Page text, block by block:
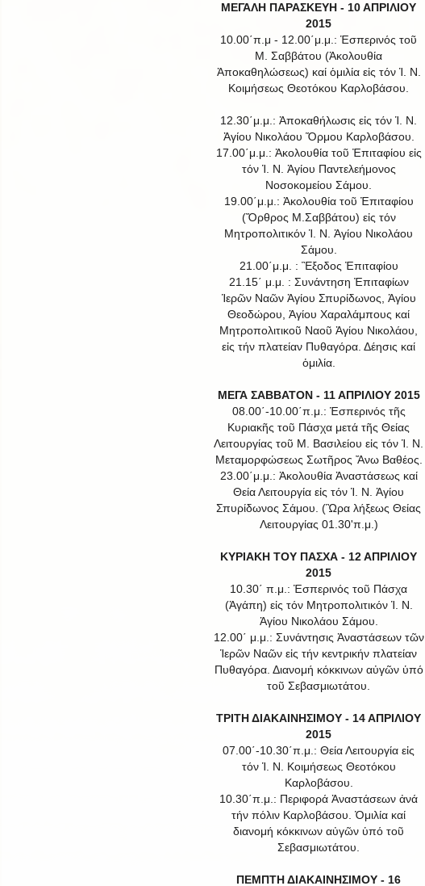
ΜΕΓΑΛΗ ΠΑΡΑΣΚΕΥΗ - 10 ΑΠΡΙΛΙΟΥ
2015
10.00΄π.μ - 12.00΄μ.μ.: Ἑσπερινός τοῦ
Μ. Σαββάτου (Ἀκολουθία
Ἀποκαθηλώσεως) καί ὁμιλία εἰς τόν Ἱ. Ν.
Κοιμήσεως Θεοτόκου Καρλοβάσου.
12.30΄μ.μ.: Ἀποκαθήλωσις εἰς τόν Ἱ. Ν.
Ἁγίου Νικολάου Ὅρμου Καρλοβάσου.
17.00΄μ.μ.: Ἀκολουθία τοῦ Ἐπιταφίου εἰς
τόν Ἱ. Ν. Ἁγίου Παντελεήμονος
Νοσοκομείου Σάμου.
19.00΄μ.μ.: Ἀκολουθία τοῦ Ἐπιταφίου
(Ὄρθρος Μ.Σαββάτου) εἰς τόν
Μητροπολιτικόν Ἱ. Ν. Ἁγίου Νικολάου
Σάμου.
21.00΄μ.μ. : Ἒξοδος Ἐπιταφίου
21.15΄ μ.μ. : Συνάντηση Ἐπιταφίων
Ἱερῶν Ναῶν Ἀγίου Σπυρίδωνος, Ἁγίου
Θεοδώρου, Ἁγίου Χαραλάμπους καί
Μητροπολιτικοῦ Ναοῦ Ἁγίου Νικολάου,
εἰς τήν πλατείαν Πυθαγόρα. Δέησις καί
ὁμιλία.
ΜΕΓΑ ΣΑΒΒΑΤΟΝ - 11 ΑΠΡΙΛΙΟΥ 2015
08.00΄-10.00΄π.μ.: Ἑσπερινός τῆς
Κυριακῆς τοῦ Πάσχα μετά τῆς Θείας
Λειτουργίας τοῦ Μ. Βασιλείου εἰς τόν Ἱ. Ν.
Μεταμορφώσεως Σωτῆρος Ἄνω Βαθέος.
23.00΄μ.μ.: Ἀκολουθία Ἀναστάσεως καί
Θεία Λειτουργία εἰς τόν Ἱ. Ν. Ἁγίου
Σπυρίδωνος Σάμου. (Ὣρα λήξεως Θείας
Λειτουργίας 01.30'π.μ.)
ΚΥΡΙΑΚΗ ΤΟΥ ΠΑΣΧΑ - 12 ΑΠΡΙΛΙΟΥ
2015
10.30΄ π.μ.: Ἑσπερινός τοῦ Πάσχα
(Ἀγάπη) εἰς τόν Μητροπολιτικόν Ἱ. Ν.
Ἁγίου Νικολάου Σάμου.
12.00΄ μ.μ.: Συνάντησις Ἀναστάσεων τῶν
Ἱερῶν Ναῶν εἰς τήν κεντρικήν πλατείαν
Πυθαγόρα. Διανομή κόκκινων αὐγῶν ὑπό
τοῦ Σεβασμιωτάτου.
ΤΡΙΤΗ ΔΙΑΚΑΙΝΗΣΙΜΟΥ - 14 ΑΠΡΙΛΙΟΥ
2015
07.00΄-10.30΄π.μ.: Θεία Λειτουργία εἰς
τόν Ἱ. Ν. Κοιμήσεως Θεοτόκου
Καρλοβάσου.
10.30΄π.μ.: Περιφορά Ἀναστάσεων ἀνά
τήν πόλιν Καρλοβάσου. Ὁμιλία καί
διανομή κόκκινων αὐγῶν ὑπό τοῦ
Σεβασμιωτάτου.
ΠΕΜΠΤΗ ΔΙΑΚΑΙΝΗΣΙΜΟΥ - 16